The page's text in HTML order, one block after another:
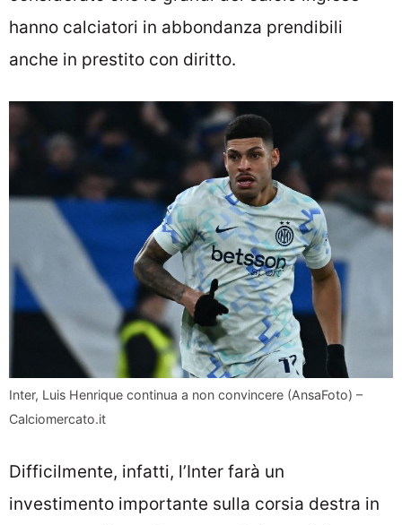
hanno calciatori in abbondanza prendibili
anche in prestito con diritto.
Inter, Luis Henrique continua a non convincere (AnsaFoto) –
Calciomercato.it
Difficilmente, infatti, l’Inter farà un
investimento importante sulla corsia destra in